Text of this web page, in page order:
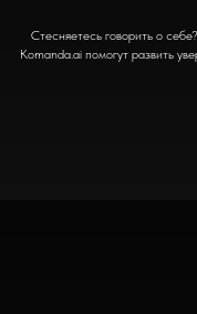
Стесняетесь говорить о
Komanda.ai помогут развить